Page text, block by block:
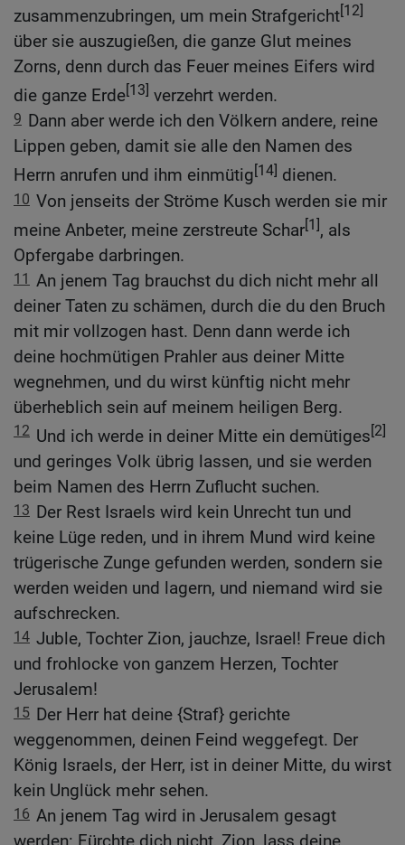
zusammenzubringen, um mein Strafgericht[12]
über sie auszugießen, die ganze Glut meines
Zorns, denn durch das Feuer meines Eifers wird
die ganze Erde[13] verzehrt werden.
9 Dann aber werde ich den Völkern andere, reine
Lippen geben, damit sie alle den Namen des
Herrn anrufen und ihm einmütig[14] dienen.
10 Von jenseits der Ströme Kusch werden sie mir
meine Anbeter, meine zerstreute Schar[1], als
Opfergabe darbringen.
11 An jenem Tag brauchst du dich nicht mehr all
deiner Taten zu schämen, durch die du den Bruch
mit mir vollzogen hast. Denn dann werde ich
deine hochmütigen Prahler aus deiner Mitte
wegnehmen, und du wirst künftig nicht mehr
überheblich sein auf meinem heiligen Berg.
12 Und ich werde in deiner Mitte ein demütiges[2]
und geringes Volk übrig lassen, und sie werden
beim Namen des Herrn Zuflucht suchen.
13 Der Rest Israels wird kein Unrecht tun und
keine Lüge reden, und in ihrem Mund wird keine
trügerische Zunge gefunden werden, sondern sie
werden weiden und lagern, und niemand wird sie
aufschrecken.
14 Juble, Tochter Zion, jauchze, Israel! Freue dich
und frohlocke von ganzem Herzen, Tochter
Jerusalem!
15 Der Herr hat deine {Straf} gerichte
weggenommen, deinen Feind weggefegt. Der
König Israels, der Herr, ist in deiner Mitte, du wirst
kein Unglück mehr sehen.
16 An jenem Tag wird in Jerusalem gesagt